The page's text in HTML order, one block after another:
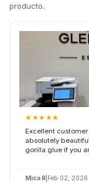
producto.
★ ★★ ★★
Excellent
absolutely
gorilla glue if you
Mica R Feb 02, 2026